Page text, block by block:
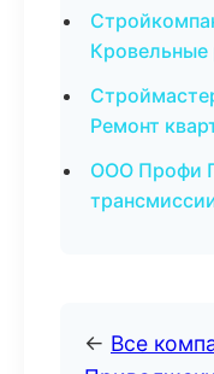
Кровельные
Ремонт
ООО Профи
← Все